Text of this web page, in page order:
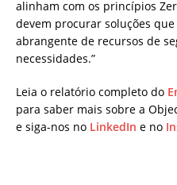
alinham com os princípios
devem procurar soluções
abrangente de recursos de
necessidades.”
Leia o relatório completo do
para saber mais sobre a
e siga-nos no LinkedIn e no